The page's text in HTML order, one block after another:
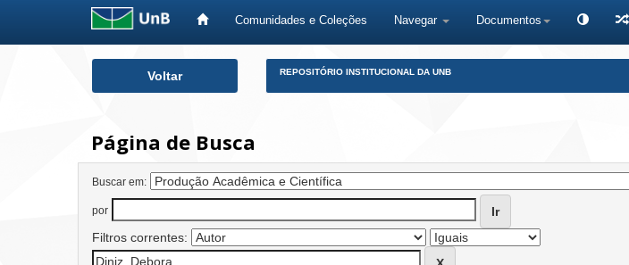
Comunidades e Coleções Navegar Documentos
Voltar REPOSITÓRIO INSTITUCIONAL DA UNB
Página de Busca
Buscar em:
por
Filtros correntes: